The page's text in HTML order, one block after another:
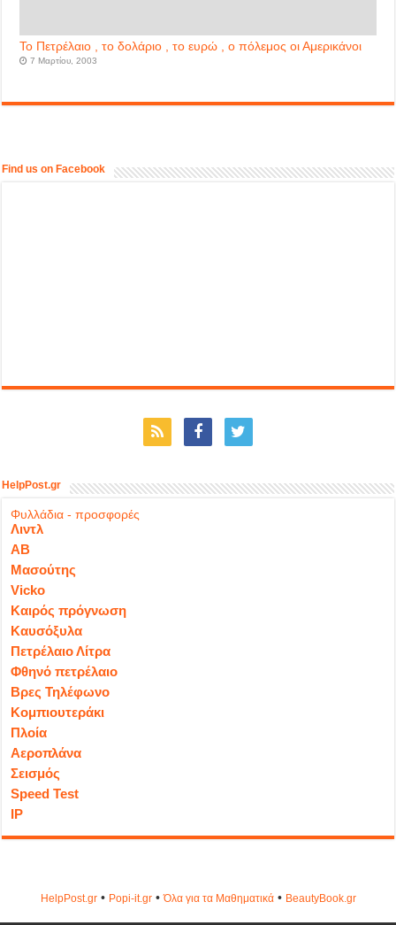
Το Πετρέλαιο , το δολάριο , το ευρώ , ο πόλεμος οι Αμερικάνοι
7 Μαρτίου, 2003
Find us on Facebook
HelpPost.gr
Φυλλάδια - προσφορές
Λιντλ
ΑΒ
Μασούτης
Vicko
Καιρός πρόγνωση
Καυσόξυλα
Πετρέλαιο Λίτρα
Φθηνό πετρέλαιο
Βρες Τηλέφωνο
Κομπιουτεράκι
Πλοία
Αεροπλάνα
Σεισμός
Speed Test
IP
HelpPost.gr• Popi-it.gr•Όλα για τα Μαθηματικά• ΒeautyΒook.gr